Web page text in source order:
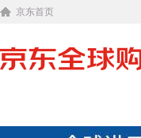
京东首页